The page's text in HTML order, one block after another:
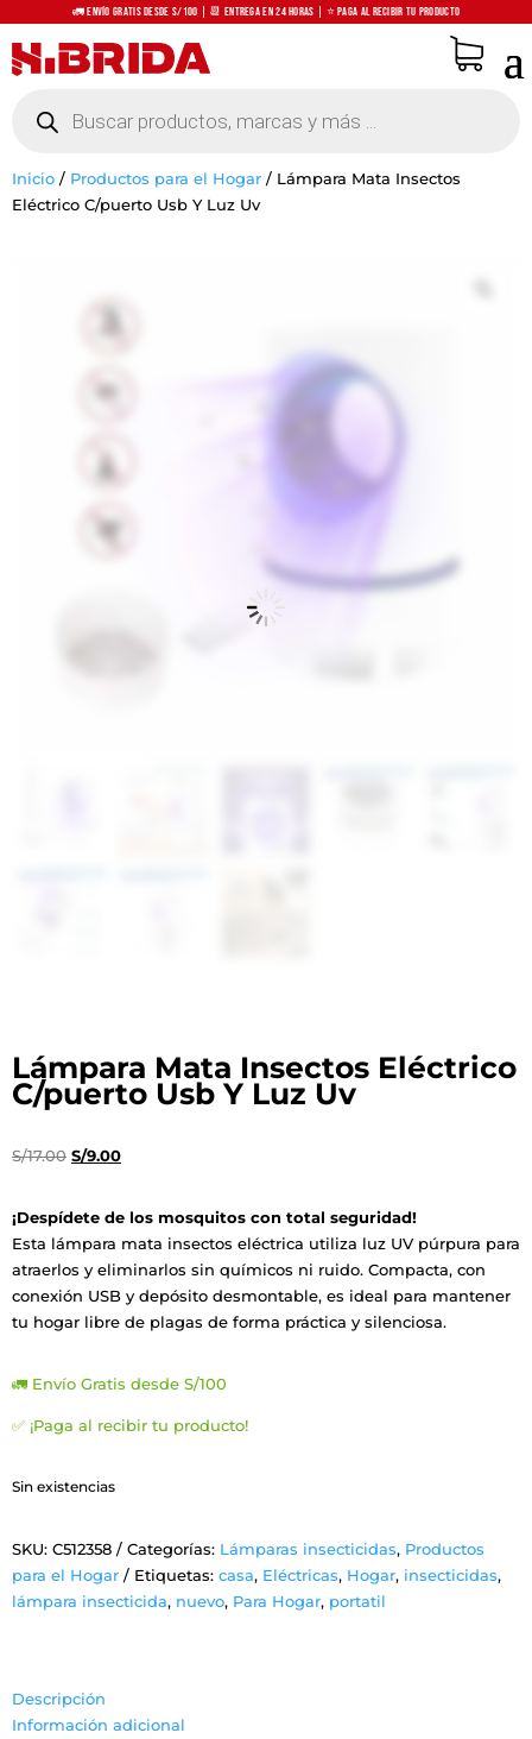
🚛 Envío Gratis desde S/100 | 📆 Entrega en 24 horas | ⭐ Paga al recibir tu producto
productos
Inicio / Productos para el Hogar / Lámpara Mata Insectos
Eléctrico C/puerto Usb Y Luz Uv
Lámpara Mata Insectos Eléctrico
C/puerto Usb Y Luz Uv
S/17.00 El
S/17.00.
S/9.00El
¡Despídete de los mosquitos con total seguridad!
Esta lámpara mata insectos eléctrica utiliza luz UV púrpura para
atraerlos y eliminarlos sin químicos ni ruido. Compacta, con
conexión USB y depósito desmontable, es ideal para mantener
tu hogar libre de plagas de forma práctica y silenciosa.
🚛 Envío Gratis desde S/100
✅ ¡Paga al recibir tu producto!
Sin existencias
SKU: C512358 Categorías: Lámparas insecticidas, Productos
para el Hogar
Etiquetas: casa, Eléctricas, Hogar, insecticidas,
lámpara insecticida, nuevo, Para Hogar, portatil
Descripción
Información adicional